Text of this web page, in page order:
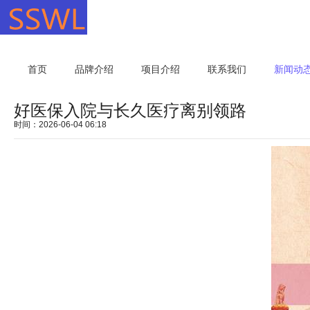
首页 品牌介绍 项目介绍 联系我们 新闻动
好医保入院与长久医疗离别领路
时间：2026-06-04 06:18